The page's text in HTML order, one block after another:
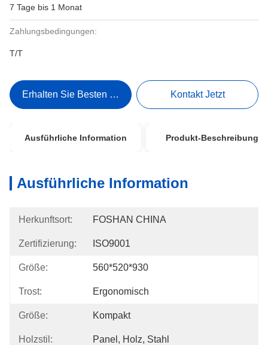
7 Tage bis 1 Monat
Zahlungsbedingungen:
T/T
Erhalten Sie Besten Preis Kontakt Jetzt
Ausführliche Information Produkt-Beschreibung
Ausführliche Information
Herkunftsort: FOSHAN CHINA
Zertifizierung: ISO9001
Größe: 560*520*930
Trost: Ergonomisch
Größe: Kompakt
Holzstil: Panel, Holz, Stahl